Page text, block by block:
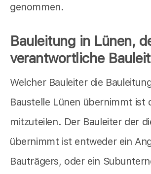
genommen.
Bauleitung in Lünen,
verantwortliche
Welcher Bauleiter die
Baustelle Lünen übernimmt ist
mitzuteilen. Der Bauleiter der
übernimmt ist entweder ein
Bauträgers, oder ein